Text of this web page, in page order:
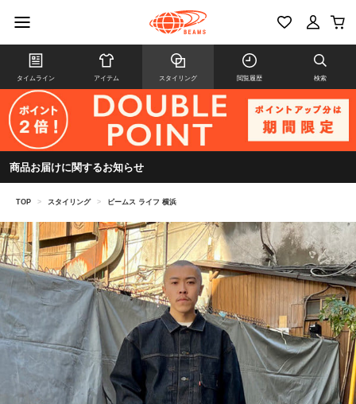
タイムライン アイテム スタイリング 閲覧履歴 検索
商品お届けに関するお知らせ
TOP > スタイリング > ビームス ライフ 横浜